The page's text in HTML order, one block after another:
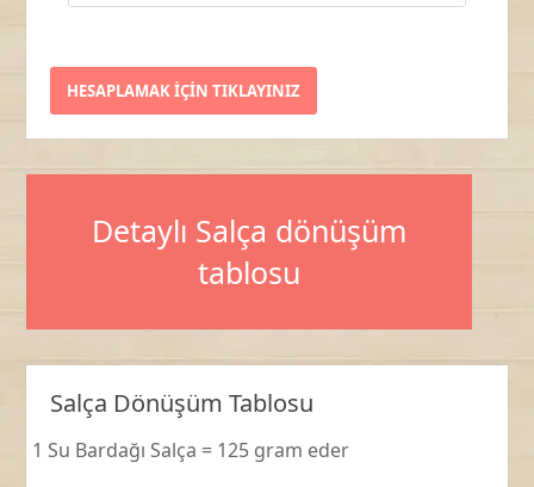
Detaylı Salça dönüşüm
tablosu
Salça Dönüşüm Tablosu
1 Su Bardağı Salça = 125 gram eder